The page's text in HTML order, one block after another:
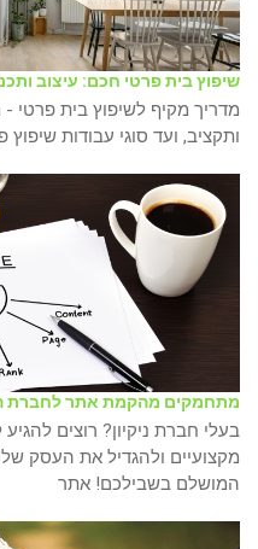
שיפוץ בית פרטי חכם: עיצוב
מדריך מקיף לשיפוץ בית פרטי -
ותקציב, ועד סוגי עבודות שיפוץ
מתחמקים מהקמת אתר לחברת
בעלי חברת ניקיון? רוצים
מקצועיים ולהגדיל את העסק
המושלם בשבילכם! אתר